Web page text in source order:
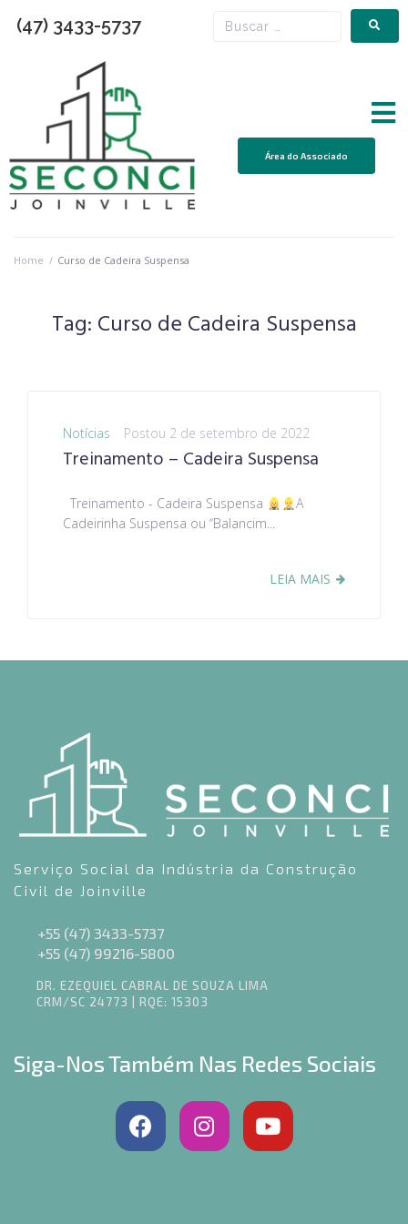
(47) 3433-5737
Área do Associado
Home / Curso de Cadeira Suspensa
Tag: Curso de Cadeira Suspensa
Notícias Postou 2 de setembro de 2022
Treinamento – Cadeira Suspensa
Treinamento - Cadeira Suspensa
A
Cadeirinha Suspensa ou “Balancim...
LEIA MAIS
Serviço Social da Indústria da Construção
Civil de Joinville
+55 (47) 3433-5737
+55 (47) 99216-5800
DR. EZEQUIEL CABRAL DE SOUZA LIMA
CRM/SC 24773 | RQE: 15303
Siga-Nos Também Nas Redes Sociais